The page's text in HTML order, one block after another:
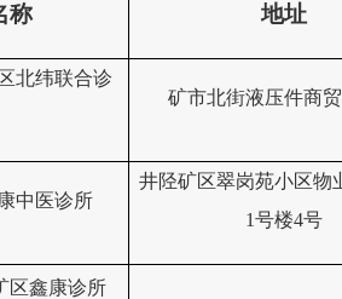
称 地址
北纬联合诊
矿市北街液压件商
中医诊所
井陉矿区翠岗苑小区物
1号楼4号
区鑫康诊所